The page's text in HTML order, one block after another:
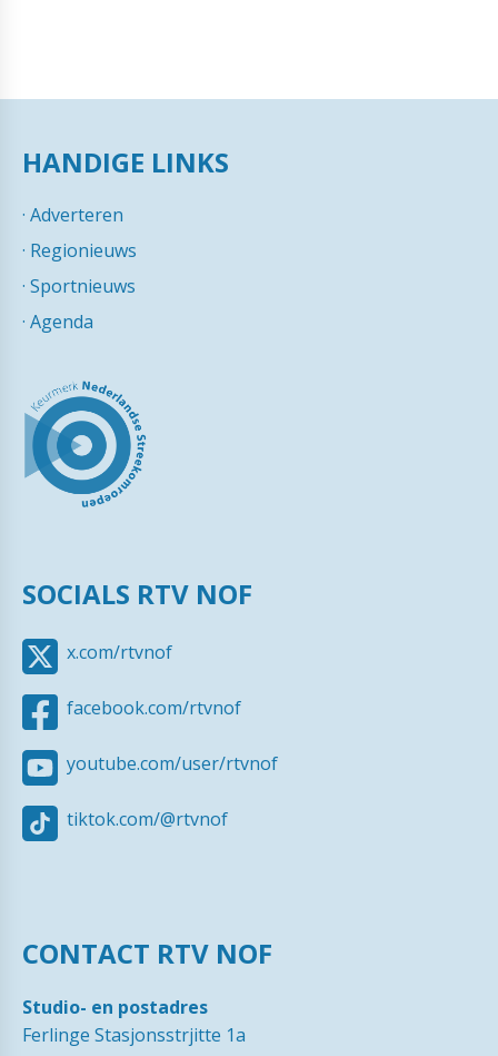
HANDIGE LINKS
· Adverteren
· Regionieuws
· Sportnieuws
· Agenda
SOCIALS RTV NOF
x.com/rtvnof
facebook.com/rtvnof
youtube.com/user/rtvnof
tiktok.com/@rtvnof
CONTACT RTV NOF
Studio- en postadres
Ferlinge Stasjonsstrjitte 1a